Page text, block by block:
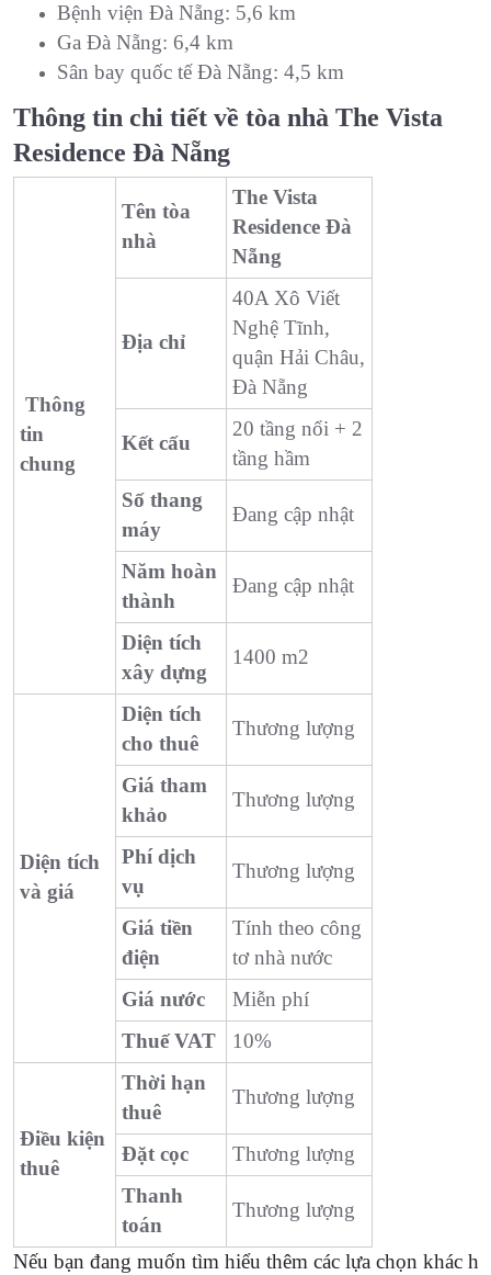
Bệnh viện Đà Nẵng: 5,6 km
Ga Đà Nẵng: 6,4 km
Sân bay quốc tế Đà Nẵng: 4,5 km
Thông tin chi tiết về tòa nhà The Vista
Residence Đà Nẵng
Thông
tin
chung
Tên tòa
nhà
The Vista
Residence Đà
Nẵng
Địa chỉ
40A Xô Viết
Nghệ Tĩnh,
quận Hải Châu,
Đà Nẵng
Kết cấu
20 tầng nổi + 2
tầng hầm
Số thang
máy
Đang cập nhật
Năm hoàn
thành
Đang cập nhật
Diện tích
xây dựng
1400 m2
Diện tích
và giá
Diện tích
cho thuê
Thương lượng
Giá tham
khảo
Thương lượng
Phí dịch
vụ
Thương lượng
Giá tiền
điện
Tính theo công
tơ nhà nước
Giá nước
Miễn phí
Thuế VAT
10%
Điều kiện
thuê
Thời hạn
thuê
Thương lượng
Đặt cọc
Thương lượng
Thanh
toán
Thương lượng
Nếu bạn đang muốn tìm hiểu thêm các lựa chọn khác